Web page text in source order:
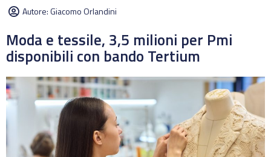
Autore:Giacomo Orlandini
Moda e tessile, 3,5 milioni per Pmi
disponibili con bando Tertium